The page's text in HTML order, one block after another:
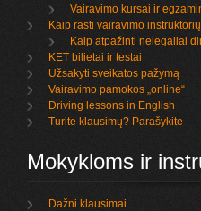
Vairavimo kursai ir
Kaip rasti vairavimo instruktorių
Kaip atpažinti nelegaliai
KET bilietai ir testai
Užsakyti sveikatos pažymą
Vairavimo pamokos „online“
Driving lessons in English
Turite klausimų? Parašykite
Mokykloms ir
Dažni klausimai